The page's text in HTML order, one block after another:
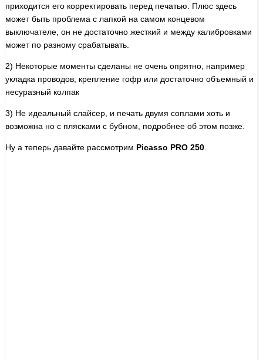
приходится его корректировать перед печатью. Плюс здесь
может быть проблема с лапкой на самом концевом
выключателе, он не достаточно жесткий и между калибровками
может по разному срабатывать.
2) Некоторые моменты сделаны не очень опрятно, например
укладка проводов, крепление гофр или достаточно объемный и
несуразный колпак
3) Не идеальный слайсер, и печать двумя соплами хоть и
возможна но с плясками с бубном, подробнее об этом позже.
Ну а теперь давайте рассмотрим Picasso PRO 250